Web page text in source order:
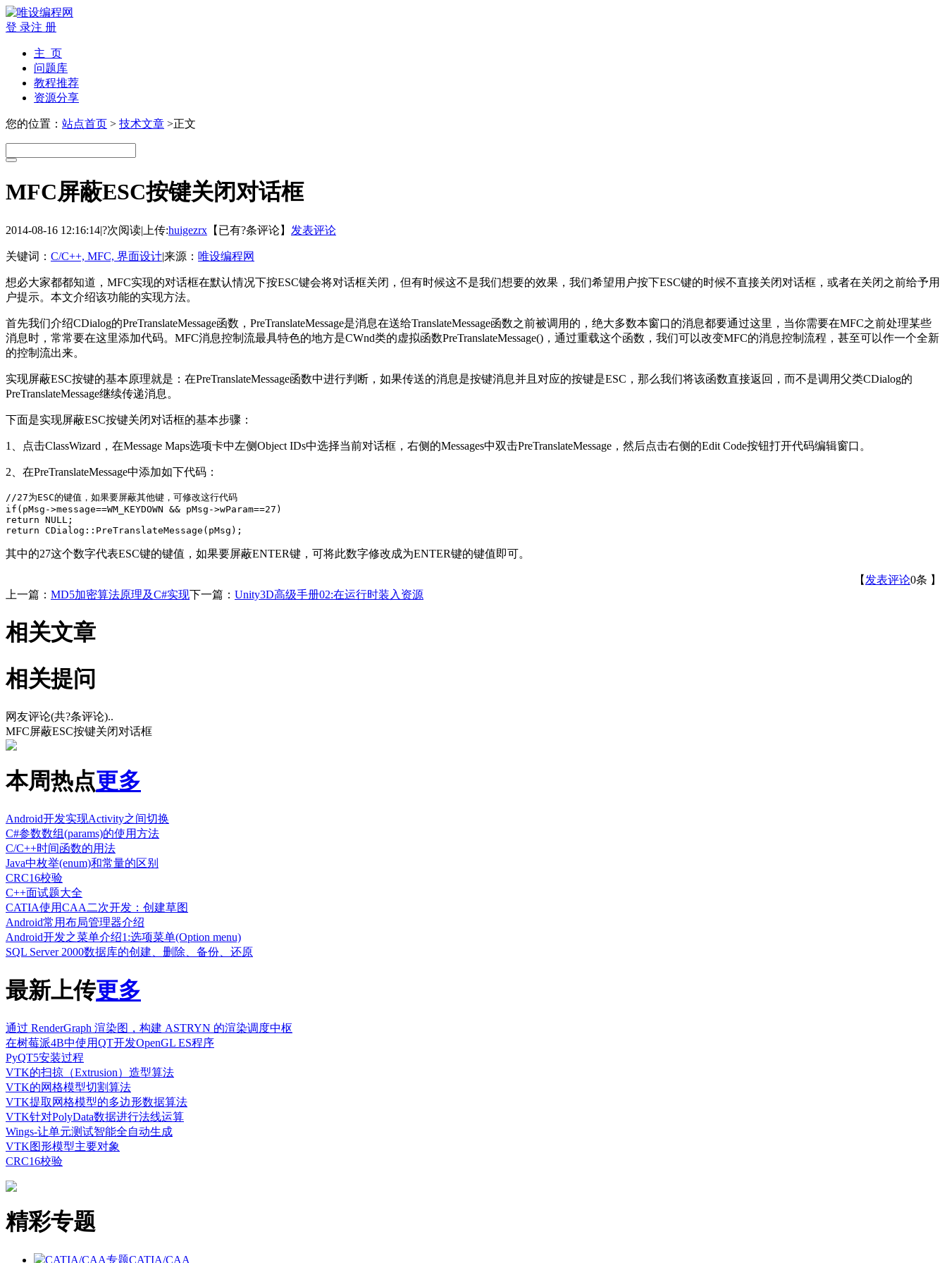
登 录注 册
主 页
问题库
教程推荐
资源分享
您的位置： 站点首页 > 技术文章 >正文
MFC屏蔽ESC按键关闭对话框
2014-08-16 12:16:14|?次阅读| 上传:huigezrx 【已有?条评论】 发表评论
关键词： C/C++, MFC, 界面设计|来源： 唯设编程网
想必大家都都知道，MFC实现的对话框在默认情况下按ESC键会将对话框关闭，但有时候这不是我们想要的效果，我们希望用户按下ESC键的时候不直接关闭对话框，或者在关闭之前给予用
户提示。本文介绍该功能的实现方法。
首先我们介绍CDialog的PreTranslateMessage函数，PreTranslateMessage是消息在送给TranslateMessage函数之前被调用的，绝大多数本窗口的消息都要通过这里，当你需要在MFC之前处理某些
消息时，常常要在这里添加代码。MFC消息控制流最具特色的地方是CWnd类的虚拟函数PreTranslateMessage()，通过重载这个函数，我们可以改变MFC的消息控制流程，甚至可以作一个全新
的控制流出来。
实现屏蔽ESC按键的基本原理就是：在PreTranslateMessage函数中进行判断，如果传送的消息是按键消息并且对应的按键是ESC，那么我们将该函数直接返回，而不是调用父类CDialog的
PreTranslateMessage继续传递消息。
下面是实现屏蔽ESC按键关闭对话框的基本步骤：
1、点击ClassWizard，在Message Maps选项卡中左侧Object IDs中选择当前对话框，右侧的Messages中双击PreTranslateMessage，然后点击右侧的Edit Code按钮打开代码编辑窗口。
2、在PreTranslateMessage中添加如下代码：
//27为ESC的键值，如果要屏蔽其他键，可修改这行代码
if(pMsg->message==WM_KEYDOWN && pMsg->wParam==27)
return NULL;
return CDialog::PreTranslateMessage(pMsg);
其中的27这个数字代表ESC键的键值，如果要屏蔽ENTER键，可将此数字修改成为ENTER键的键值即可。
【 发表评论0条 】
上一篇： MD5加密算法原理及C#实现下一篇： Unity3D高级手册02:在运行时装入资源
相关文章
相关提问
网友评论(共?条评论)..
MFC屏蔽ESC按键关闭对话框
本周热点更多
Android开发实现Activity之间切换
C#参数数组(params)的使用方法
C/C++时间函数的用法
Java中枚举(enum)和常量的区别
CRC16校验
C++面试题大全
CATIA使用CAA二次开发：创建草图
Android常用布局管理器介绍
Android开发之菜单介绍1:选项菜单(Option menu)
SQL Server 2000数据库的创建、删除、备份、还原
最新上传更多
通过 RenderGraph 渲染图，构建 ASTRYN 的渲染调度中枢
在树莓派4B中使用QT开发OpenGL ES程序
PyQT5安装过程
VTK的扫掠（Extrusion）造型算法
VTK的网格模型切割算法
VTK提取网格模型的多边形数据算法
VTK针对PolyData数据进行法线运算
Wings-让单元测试智能全自动生成
VTK图形模型主要对象
CRC16校验
精彩专题
CATIA/CAA